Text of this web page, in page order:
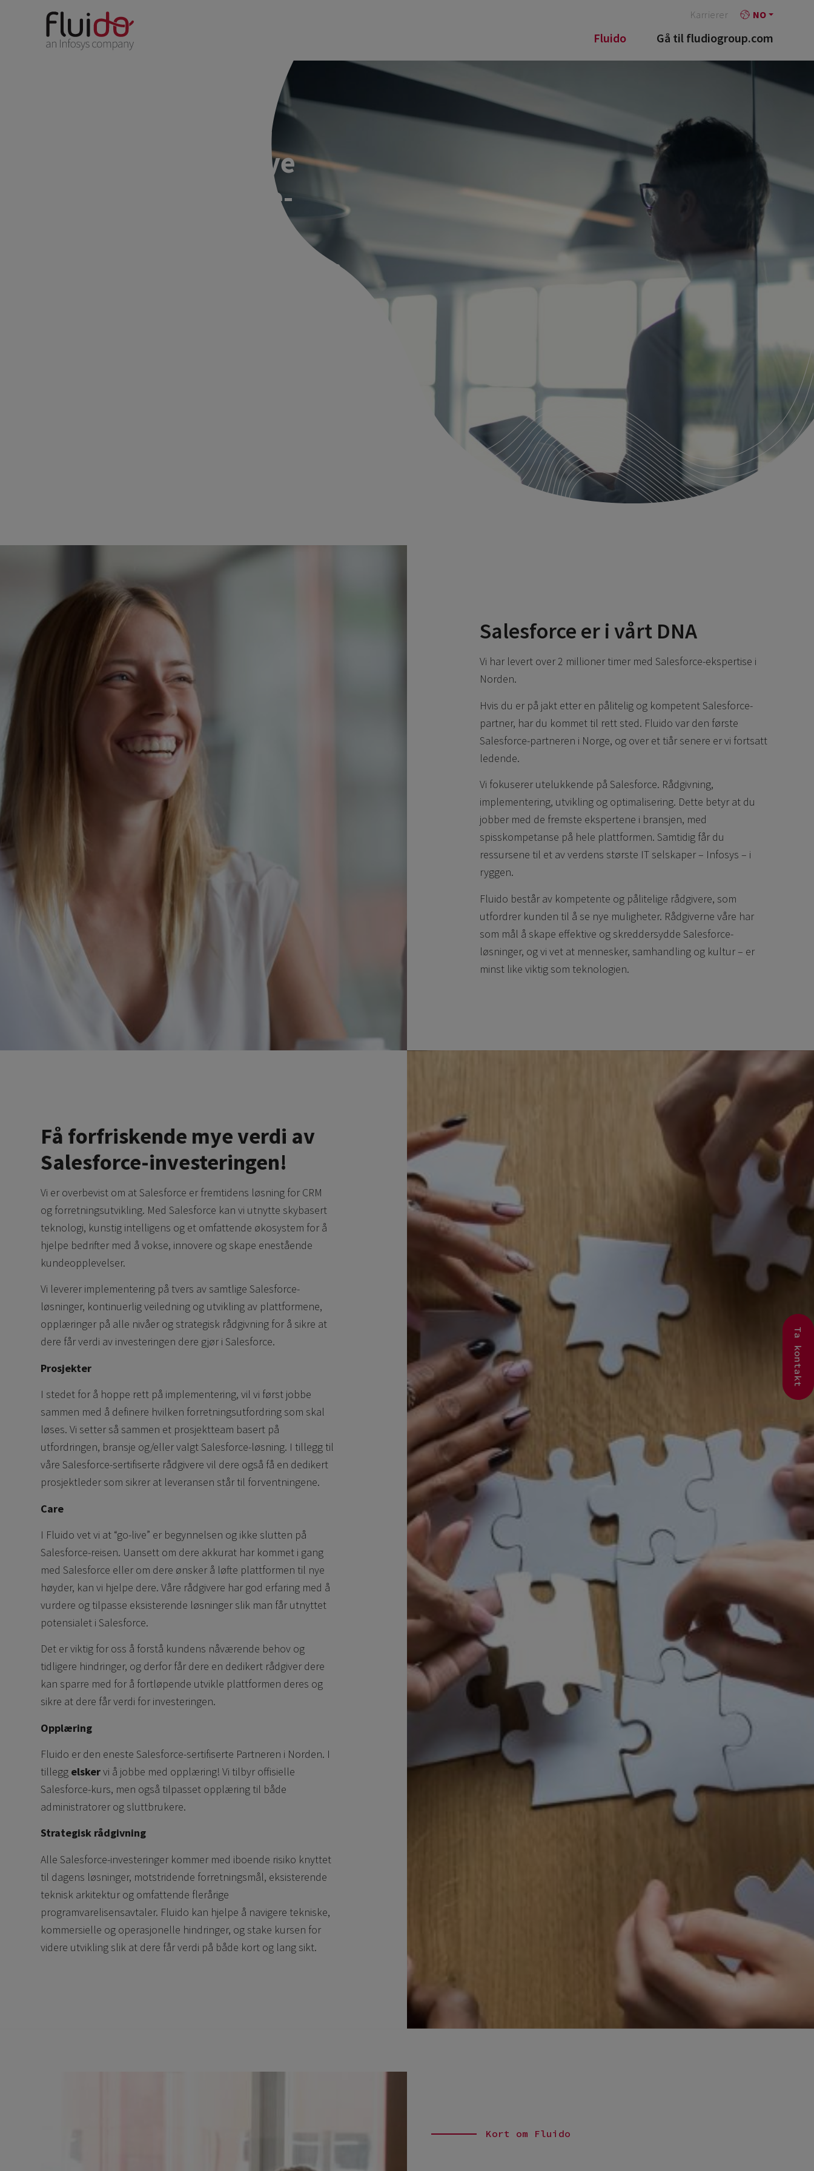
Fluido Gå til fludiogroup.com
Karrierer NO
Få forfriskende mye
verdi av Salesforce-
I Fluido fokuserer vi utelukkende på Salesforce.
Salesforce er i vårt DNA
Vi har levert over 2 millioner timer med Salesforce-ekspertise i
Norden.
Hvis du er på jakt etter en pålitelig og kompetent Salesforce-
partner, har du kommet til rett sted. Fluido var den første
Salesforce-partneren i Norge, og over et tiår senere er vi fortsatt
ledende.
Vi fokuserer utelukkende på Salesforce. Rådgivning,
implementering, utvikling og optimalisering. Dette betyr at du
jobber med de fremste ekspertene i bransjen, med
spisskompetanse på hele plattformen. Samtidig får du
ressursene til et av verdens største IT selskaper – Infosys – i
ryggen.
Fluido består av kompetente og pålitelige rådgivere, som
utfordrer kunden til å se nye muligheter. Rådgiverne våre har
som mål å skape effektive og skreddersydde Salesforce-
løsninger, og vi vet at mennesker, samhandling og kultur – er
minst like viktig som teknologien.
Få forfriskende mye verdi av
Salesforce-investeringen!
Vi er overbevist om at Salesforce er fremtidens løsning for CRM
og forretningsutvikling. Med Salesforce kan vi utnytte skybasert
teknologi, kunstig intelligens og et omfattende økosystem for å
hjelpe bedrifter med å vokse, innovere og skape enestående
kundeopplevelser.
Vi leverer implementering på tvers av samtlige Salesforce-
løsninger, kontinuerlig veiledning og utvikling av plattformene,
opplæringer på alle nivåer og strategisk rådgivning for å sikre at
dere får verdi av investeringen dere gjør i Salesforce.
Prosjekter
I stedet for å hoppe rett på implementering, vil vi først jobbe
sammen med å definere hvilken forretningsutfordring som skal
løses. Vi setter så sammen et prosjektteam basert på
utfordringen, bransje og/eller valgt Salesforce-løsning. I tillegg til
våre Salesforce-sertifiserte rådgivere vil dere også få en dedikert
prosjektleder som sikrer at leveransen står til forventningene.
Care
I Fluido vet vi at “go-live” er begynnelsen og ikke slutten på
Salesforce-reisen. Uansett om dere akkurat har kommet i gang
med Salesforce eller om dere ønsker å løfte plattformen til nye
høyder, kan vi hjelpe dere. Våre rådgivere har god erfaring med å
vurdere og tilpasse eksisterende løsninger slik man får utnyttet
potensialet i Salesforce.
Det er viktig for oss å forstå kundens nåværende behov og
tidligere hindringer, og derfor får dere en dedikert rådgiver dere
kan sparre med for å fortløpende utvikle plattformen deres og
sikre at dere får verdi for investeringen.
Opplæring
Fluido er den eneste Salesforce-sertifiserte Partneren i Norden. I
tillegg elskervi å jobbe med opplæring! Vi tilbyr offisielle
Salesforce-kurs, men også tilpasset opplæring til både
administratorer og sluttbrukere.
Strategisk rådgivning
Alle Salesforce-investeringer kommer med iboende risiko knyttet
til dagens løsninger, motstridende forretningsmål, eksisterende
teknisk arkitektur og omfattende flerårige
programvarelisensavtaler. Fluido kan hjelpe å navigere tekniske,
kommersielle og operasjonelle hindringer, og stake kursen for
videre utvikling slik at dere får verdi på både kort og lang sikt.
Kort om Fluido
Ta kontakt